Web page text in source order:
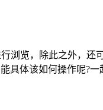
览，除此之外，还
具体该如何操作呢?